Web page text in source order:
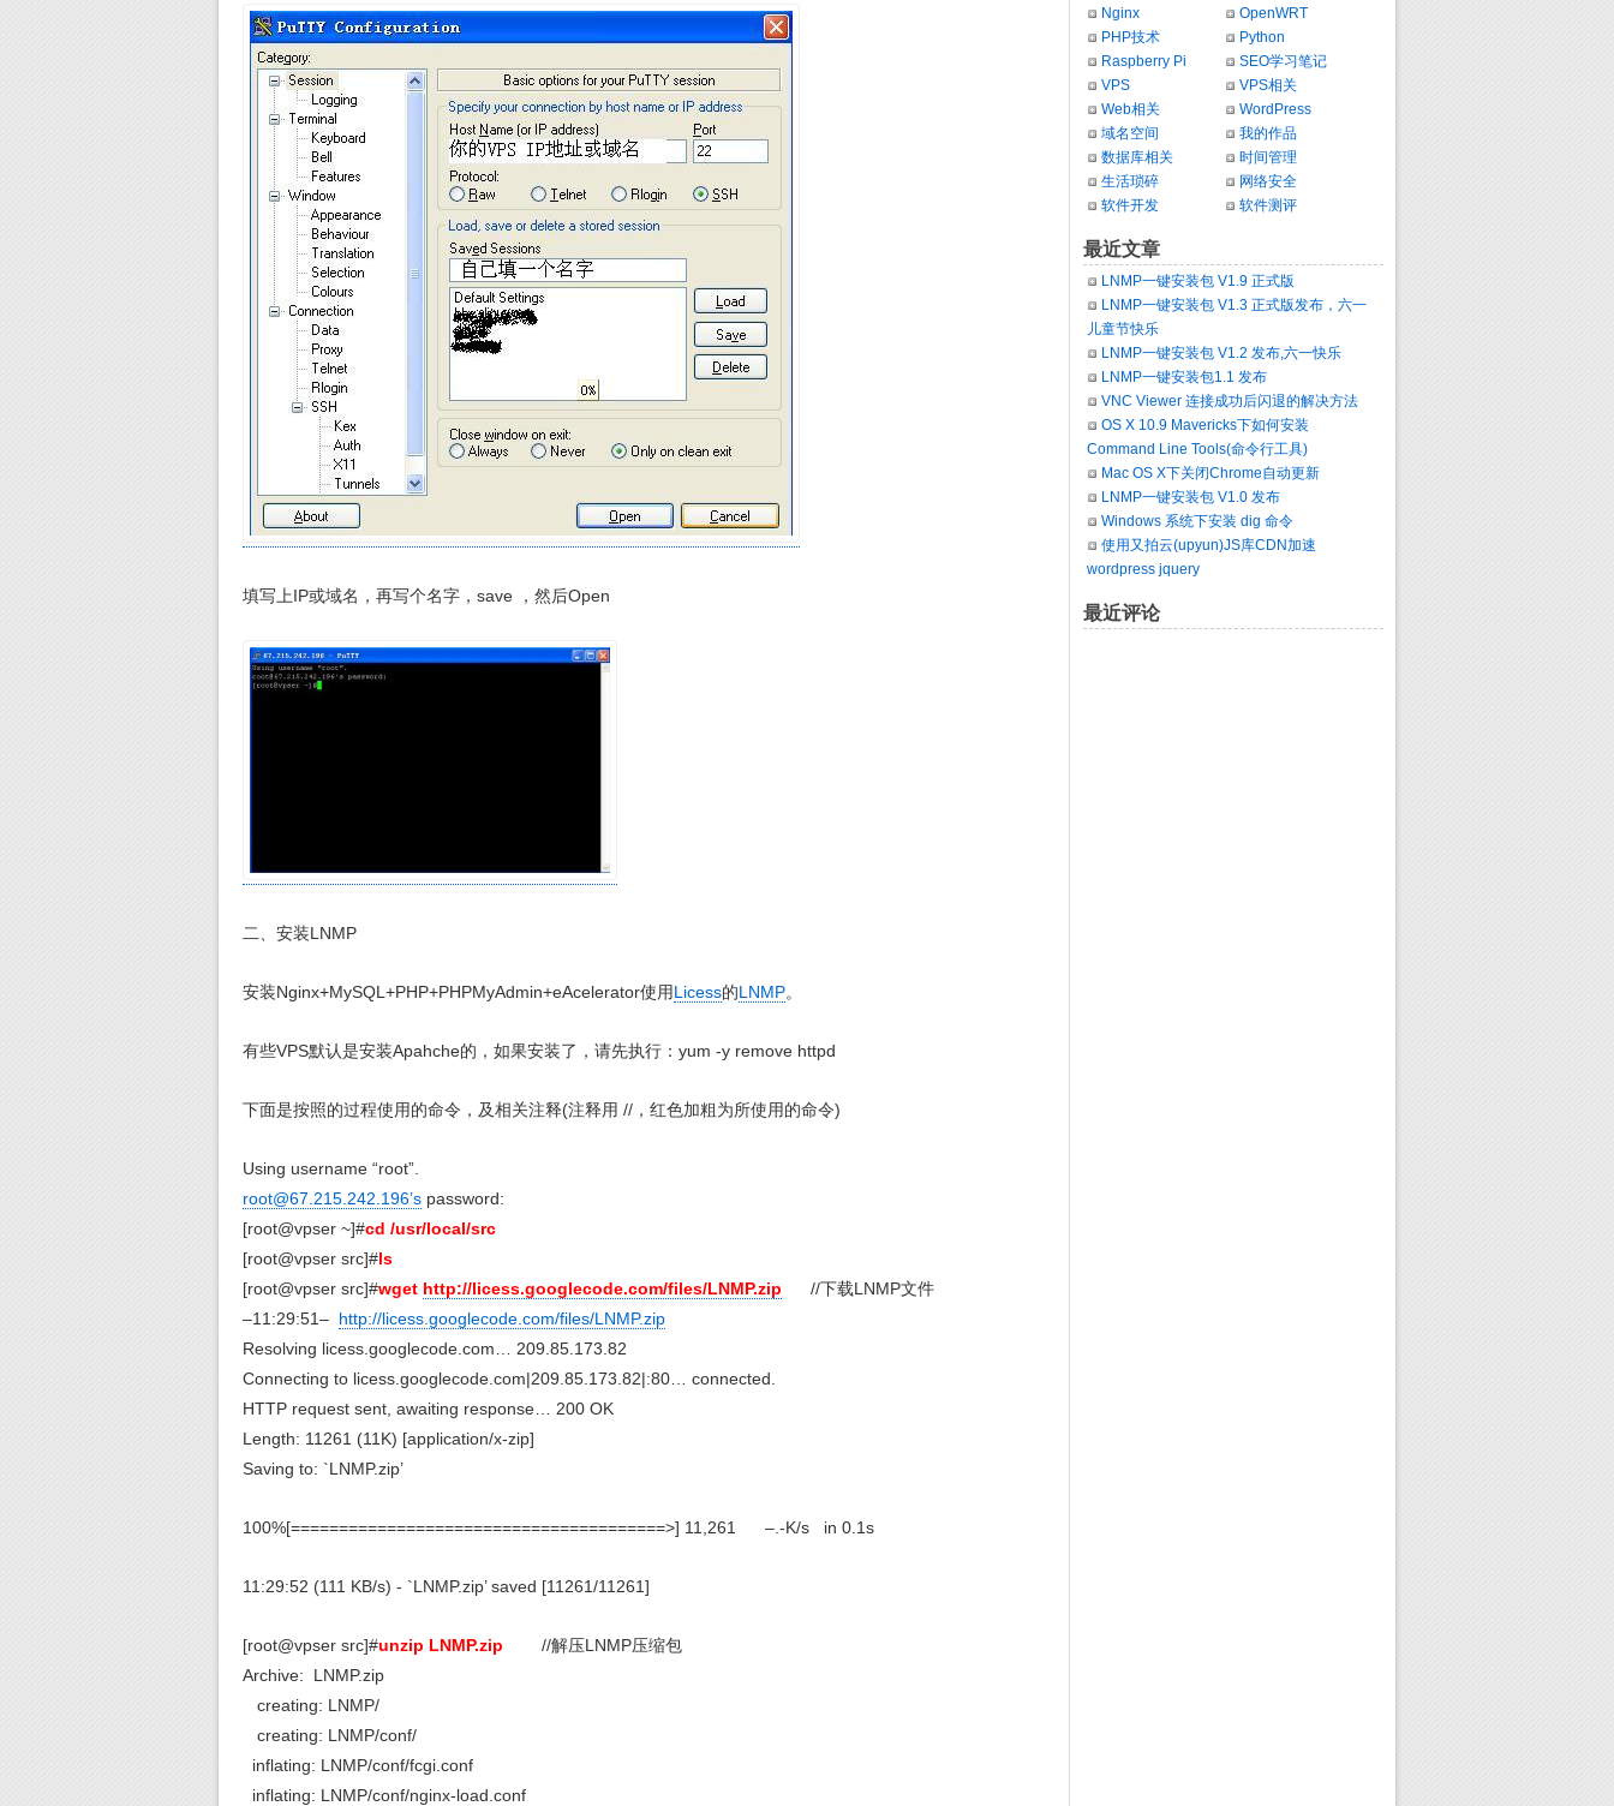
填写上IP或域名，再写个名字，save ，然后Open
二、安装LNMP
安装Nginx+MySQL+PHP+PHPMyAdmin+eAcelerator使用Licess的LNMP。
有些VPS默认是安装Apahche的，如果安装了，请先执行：yum -y remove httpd
下面是按照的过程使用的命令，及相关注释(注释用 //，红色加粗为所使用的命令)
Using username “root”.
root@67.215.242.196’s password:
[root@vpser ~]#cd /usr/local/src
[root@vpser src]#ls
[root@vpser src]#wget http://licess.googlecode.com/files/LNMP.zip //下载LNMP文件
–11:29:51– http://licess.googlecode.com/files/LNMP.zip
Resolving licess.googlecode.com… 209.85.173.82
Connecting to licess.googlecode.com|209.85.173.82|:80… connected.
HTTP request sent, awaiting response… 200 OK
Length: 11261 (11K) [application/x-zip]
Saving to: `LNMP.zip’
100%[=======================================>] 11,261 –.-K/s in 0.1s
11:29:52 (111 KB/s) - `LNMP.zip’ saved [11261/11261]
[root@vpser src]#unzip LNMP.zip //解压LNMP压缩包
Archive: LNMP.zip
creating: LNMP/
creating: LNMP/conf/
inflating: LNMP/conf/fcgi.conf
inflating: LNMP/conf/nginx-load.conf
Nginx
OpenWRT
PHP技术
Python
Raspberry Pi
SEO学习笔记
VPS
VPS相关
Web相关
WordPress
域名空间
我的作品
数据库相关
时间管理
生活琐碎
网络安全
软件开发
软件测评
最近文章
LNMP一键安装包 V1.9 正式版
LNMP一键安装包 V1.3 正式版发布，六一
儿童节快乐
LNMP一键安装包 V1.2 发布,六一快乐
LNMP一键安装包1.1 发布
VNC Viewer 连接成功后闪退的解决方法
OS X 10.9 Mavericks下如何安装
Command Line Tools(命令行工具)
Mac OS X下关闭Chrome自动更新
LNMP一键安装包 V1.0 发布
Windows 系统下安装 dig 命令
使用又拍云(upyun)JS库CDN加速
wordpress jquery
最近评论